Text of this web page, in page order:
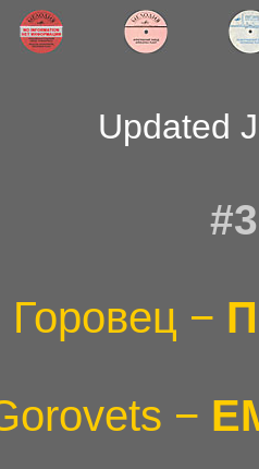
Updated
−
−